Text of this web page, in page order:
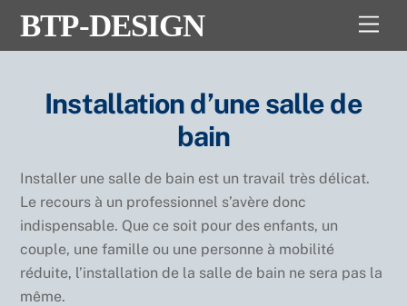
BTP-DESIGN
Installation d’une salle de
bain
Installer une salle de bain est un travail très délicat.
Le recours à un professionnel s’avère donc
indispensable. Que ce soit pour des enfants, un
couple, une famille ou une personne à mobilité
réduite, l’installation de la salle de bain ne sera pas la
même.